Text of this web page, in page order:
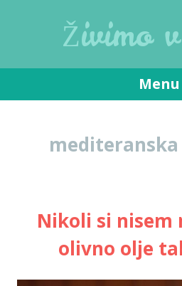
Živimo
Menu
Nikoli si nisem
olivno olje